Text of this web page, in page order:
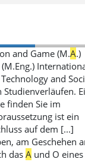
and Game (M.A.)
and
Studienverläufen.
finden Sie im
ist ein
auf dem [...]
am Geschehen
dasA und O eines